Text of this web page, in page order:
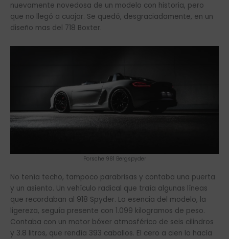
nuevamente novedosa de un modelo con historia, pero
que no llegó a cuajar. Se quedó, desgraciadamente, en un
diseño mas del 718 Boxter.
Porsche 981 Bergspyder
No tenía techo, tampoco parabrisas y contaba una puerta
y un asiento. Un vehículo radical que traía algunas líneas
que recordaban al 918 Spyder. La esencia del modelo, la
ligereza, seguía presente con 1.099 kilogramos de peso.
Contaba con un motor bóxer atmosférico de seis cilindros
y 3.8 litros, que rendía 393 caballos. El cero a cien lo hacía